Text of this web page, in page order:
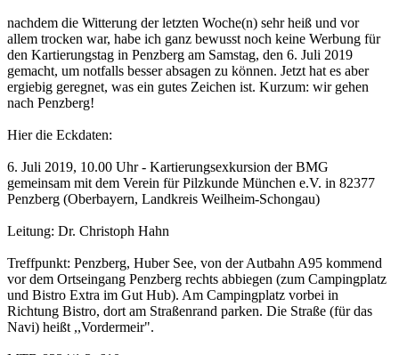
nachdem die Witterung der letzten Woche(n) sehr heiß und vor
allem trocken war, habe ich ganz bewusst noch keine Werbung für
den Kartierungstag in Penzberg am Samstag, den 6. Juli 2019
gemacht, um notfalls besser absagen zu können. Jetzt hat es aber
ergiebig geregnet, was ein gutes Zeichen ist. Kurzum: wir gehen
nach Penzberg!
Hier die Eckdaten:
6. Juli 2019, 10.00 Uhr - Kartierungsexkursion der BMG
gemeinsam mit dem Verein für Pilzkunde München e.V. in 82377
Penzberg (Oberbayern, Landkreis Weilheim-Schongau)
Leitung: Dr. Christoph Hahn
Treffpunkt: Penzberg, Huber See, von der Autbahn A95 kommend
vor dem Ortseingang Penzberg rechts abbiegen (zum Campingplatz
und Bistro Extra im Gut Hub). Am Campingplatz vorbei in
Richtung Bistro, dort am Straßenrand parken. Die Straße (für das
Navi) heißt ,,Vordermeir".